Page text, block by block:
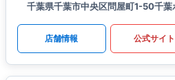
千葉県千葉市中央区問屋町1-50千葉
店舗情報 公式サイト